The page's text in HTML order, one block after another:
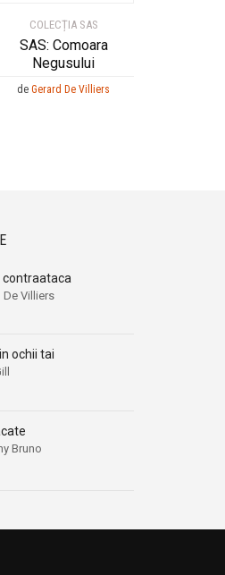
COLECȚIA SAS
SAS: Comoara
Negusului
deGerard De Villiers
contraataca
De Villiers
ochii tai
Bruno